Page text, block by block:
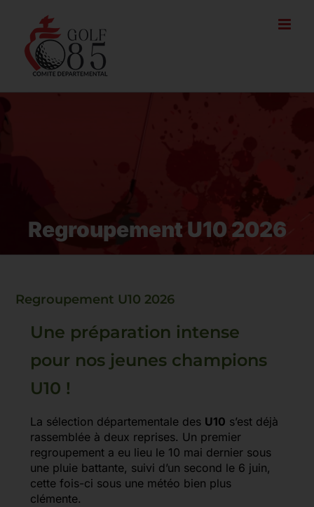
contenu
Regroupement U10 2026
Regroupement U10 2026
Une préparation intense
pour nos jeunes champions
U10 !
La sélection départementale des U10 s’est déjà
rassemblée à deux reprises. Un premier
regroupement a eu lieu le 10 mai dernier sous
une pluie battante, suivi d’un second le 6 juin,
cette fois-ci sous une météo bien plus
clémente.